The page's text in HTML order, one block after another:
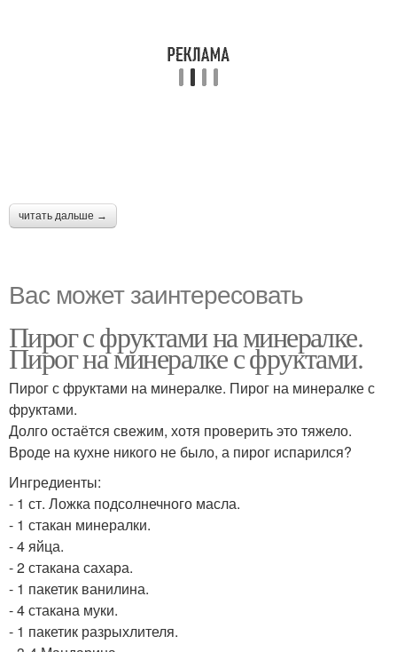
читать дальше →
Вас может заинтересовать
Пирог с фруктами на минералке.
Пирог на минералке с фруктами.
Пирог с фруктами на минералке. Пирог на минералке с
фруктами.
Долго остаётся свежим, хотя проверить это тяжело.
Вроде на кухне никого не было, а пирог испарился?
Ингредиенты:
- 1 ст. Ложка подсолнечного масла.
- 1 стакан минералки.
- 4 яйца.
- 2 стакана сахара.
- 1 пакетик ванилина.
- 4 стакана муки.
- 1 пакетик разрыхлителя.